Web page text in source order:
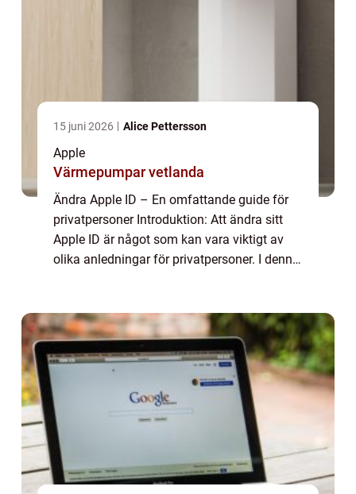
15 juni 2026 Alice Pettersson
Apple
Värmepumpar vetlanda
Ändra Apple ID – En omfattande guide för
privatpersoner Introduktion: Att ändra sitt
Apple ID är något som kan vara viktigt av
olika anledningar för privatpersoner. I denna